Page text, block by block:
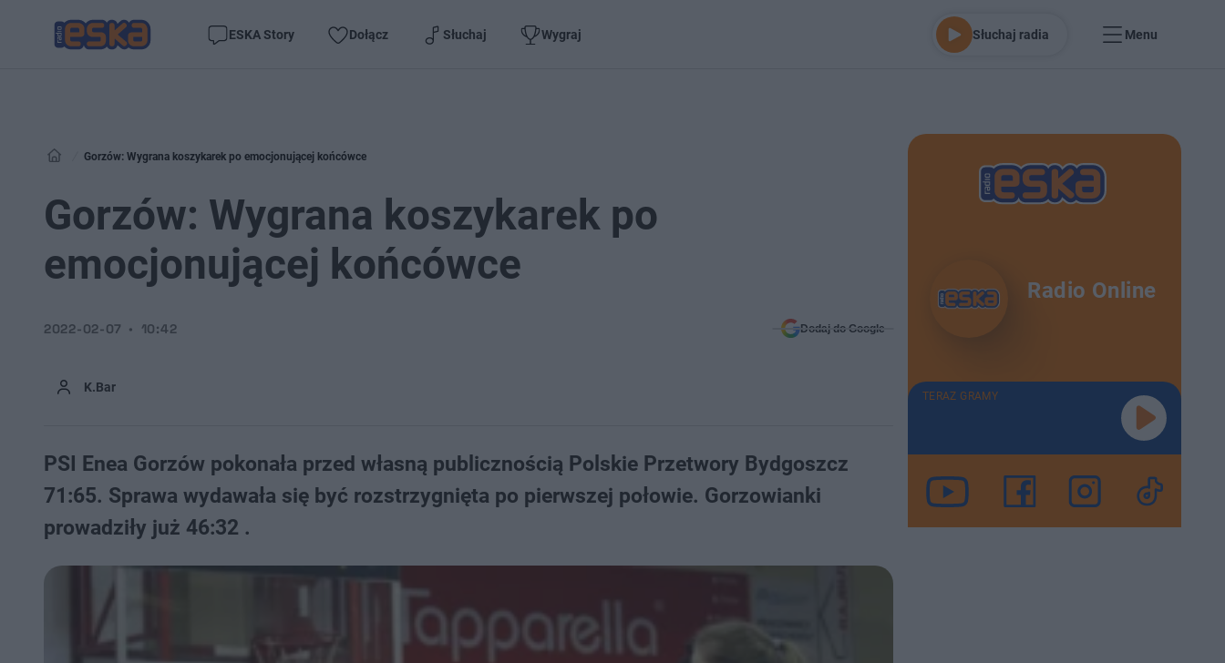
ESKA Story Dołącz Słuchaj Wygraj Słuchaj radia Menu
Gorzów: Wygrana koszykarek po emocjonującej końcówce
Gorzów: Wygrana koszykarek po
emocjonującej końcówce
K.Bar
2022-02-07 10:42 Dodaj do Google
PSI Enea Gorzów pokonała przed własną publicznością Polskie Przetwory Bydgoszcz
71:65. Sprawa wydawała się być rozstrzygnięta po pierwszej połowie. Gorzowianki
prowadziły już 46:32 .
Radio Online
TERAZ GRAMY